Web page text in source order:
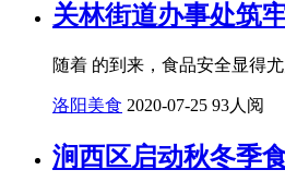
关林街道办事处筑
随着 的到来，食品安全显得
洛阳美食 2020-07-25 93人阅
涧西区启动秋冬季